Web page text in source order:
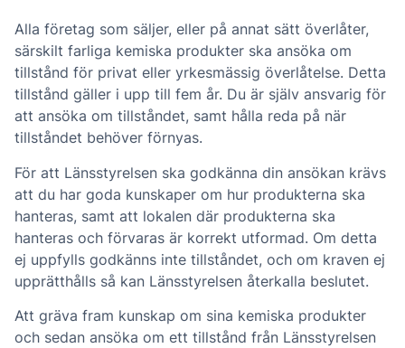
Alla företag som säljer, eller på annat sätt överlåter,
särskilt farliga kemiska produkter ska ansöka om
tillstånd för privat eller yrkesmässig överlåtelse. Detta
tillstånd gäller i upp till fem år. Du är själv ansvarig för
att ansöka om tillståndet, samt hålla reda på när
tillståndet behöver förnyas.
För att Länsstyrelsen ska godkänna din ansökan krävs
att du har goda kunskaper om hur produkterna ska
hanteras, samt att lokalen där produkterna ska
hanteras och förvaras är korrekt utformad. Om detta
ej uppfylls godkänns inte tillståndet, och om kraven ej
upprätthålls så kan Länsstyrelsen återkalla beslutet.
Att gräva fram kunskap om sina kemiska produkter
och sedan ansöka om ett tillstånd från Länsstyrelsen